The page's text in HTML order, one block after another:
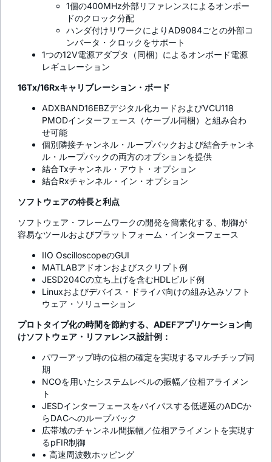
1個の400MHz外部リファレンスによるオンボー
ドのクロック分配
ハンダ付けリワークによりAD9084ごとの外部コ
ンバータ・クロックをサポート
1つの12V電源アダプタ（同梱）によるオンボード電源
レギュレーション
16Tx/16Rxキャリブレーション・ボード
ADXBAND16EBZデジタル化カードおよびVCU118
PMODインターフェース（ケーブル同梱）と組み合わ
せ可能
個別隣接チャンネル・ループバックおよび結合チャンネ
ル・ループバックの両方のオプションを提供
結合Txチャンネル・アウト・オプション
結合Rxチャンネル・イン・オプション
ソフトウェアの特長と利点
ソフトウェア・フレームワークの開発を簡素化する、制御が
容易なツールおよびプラットフォーム・インターフェース
IIO OscilloscopeのGUI
MATLABアドオンおよびスクリプト例
JESD204Cの立ち上げを含むHDLビルド例
Linuxおよびデバイス・ドライバ向けの組み込みソフト
ウェア・ソリューション
プロトタイプ化の時間を節約する、ADEFアプリケーション向
けソフトウェア・リファレンス設計例：
パワーアップ時の位相の確定を実現するマルチチップ同
期
NCOを用いたシステムレベルの振幅／位相アライメン
ト
JESDインターフェースをバイパスする低遅延のADCか
らDACへのループバック
広帯域のチャンネル間振幅／位相アライメントを実現す
るpFIR制御
• 高速周波数ホッピング